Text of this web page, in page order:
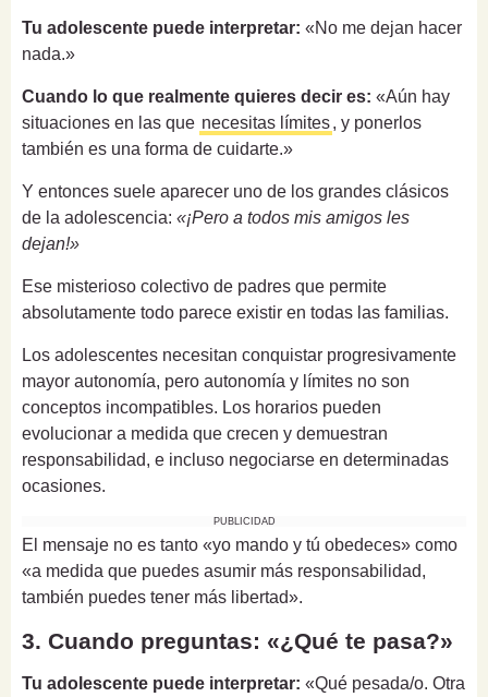
Tu adolescente puede interpretar: «No me dejan hacer
nada.»
Cuando lo que realmente quieres decir es: «Aún hay
situaciones en las que necesitas límites, y ponerlos
también es una forma de cuidarte.»
Y entonces suele aparecer uno de los grandes clásicos
de la adolescencia: «¡Pero a todos mis amigos les
dejan!»
Ese misterioso colectivo de padres que permite
absolutamente todo parece existir en todas las familias.
Los adolescentes necesitan conquistar progresivamente
mayor autonomía, pero autonomía y límites no son
conceptos incompatibles. Los horarios pueden
evolucionar a medida que crecen y demuestran
responsabilidad, e incluso negociarse en determinadas
ocasiones.
PUBLICIDAD
El mensaje no es tanto «yo mando y tú obedeces» como
«a medida que puedes asumir más responsabilidad,
también puedes tener más libertad».
3. Cuando preguntas: «¿Qué te pasa?»
Tu adolescente puede interpretar: «Qué pesada/o. Otra